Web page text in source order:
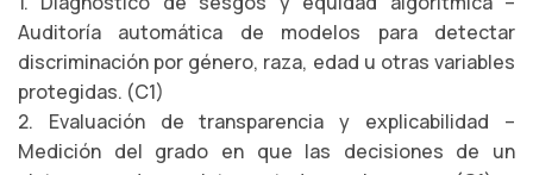
Auditoría automática de modelos para detectar
discriminación por género, raza, edad u otras variables
protegidas. (C1)
2. Evaluación de transparencia y explicabilidad –
Medición del grado en que las decisiones de un